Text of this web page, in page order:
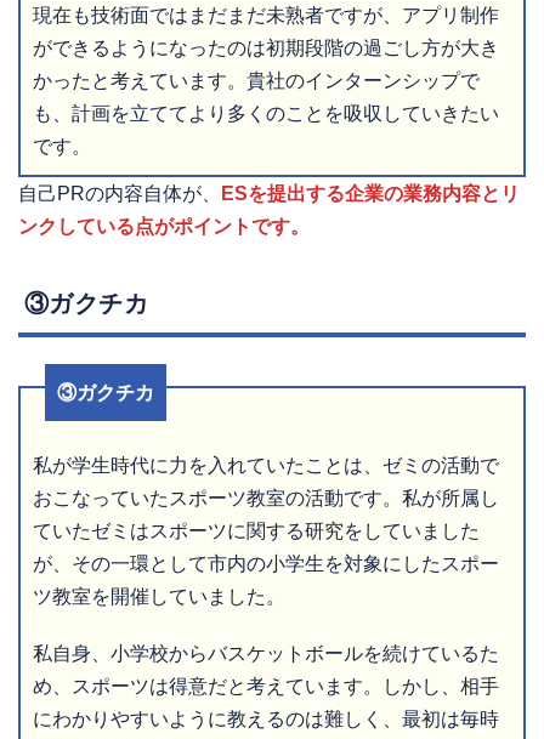
現在も技術面ではまだまだ未熟者ですが、アプリ制作
ができるようになったのは初期段階の過ごし方が大き
かったと考えています。貴社のインターンシップで
も、計画を立ててより多くのことを吸収していきたい
です。
自己PRの内容自体が、
ESを提出する企業の業務内容とリ
ンクしている点がポイントです。
③ガクチカ
③ガクチカ
私が学生時代に力を入れていたことは、ゼミの活動で
おこなっていたスポーツ教室の活動です。私が所属し
ていたゼミはスポーツに関する研究をしていました
が、その一環として市内の小学生を対象にしたスポー
ツ教室を開催していました。
私自身、小学校からバスケットボールを続けているた
め、スポーツは得意だと考えています。しかし、相手
にわかりやすいように教えるのは難しく、最初は毎時